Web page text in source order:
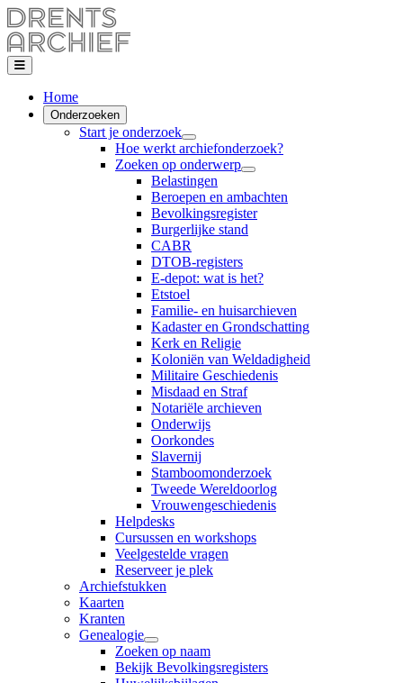
Home
Onderzoeken
Start je onderzoek
Hoe werkt archiefonderzoek?
Zoeken op onderwerp
Belastingen
Beroepen en ambachten
Bevolkingsregister
Burgerlijke stand
CABR
DTOB-registers
E-depot: wat is het?
Etstoel
Familie- en huisarchieven
Kadaster en Grondschatting
Kerk en Religie
Koloniën van Weldadigheid
Militaire Geschiedenis
Misdaad en Straf
Notariële archieven
Onderwijs
Oorkondes
Slavernij
Stamboomonderzoek
Tweede Wereldoorlog
Vrouwengeschiedenis
Helpdesks
Cursussen en workshops
Veelgestelde vragen
Reserveer je plek
Archiefstukken
Kaarten
Kranten
Genealogie
Zoeken op naam
Bekijk Bevolkingsregisters